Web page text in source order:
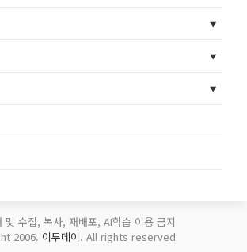
및 수집, 복사, 재배포, AI학습 이용 금지
2006. 이투데이. All rights reserved